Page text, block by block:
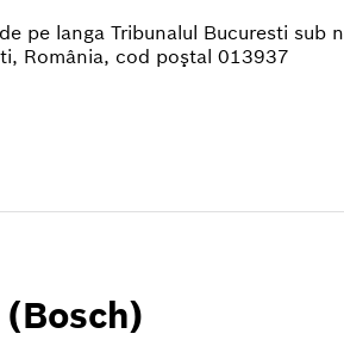
pe langa Tribunalul Bucuresti
România, cod poştal 013937